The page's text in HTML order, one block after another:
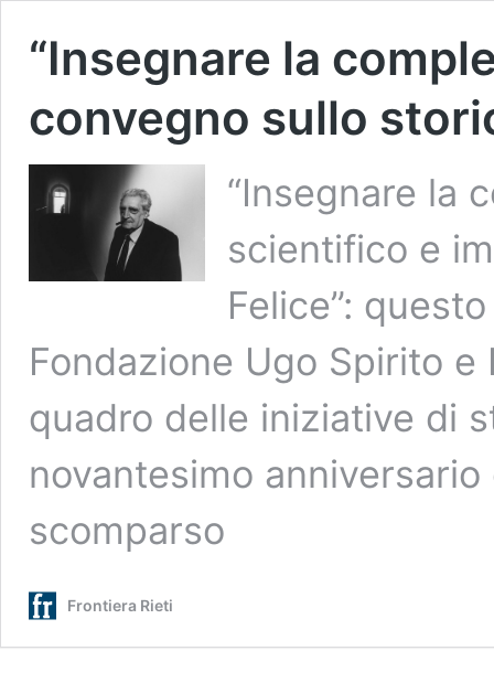
“Insegnare la
convegno sullo
“Insegnare la
scientifico e
Felice”:
Fondazione Ugo Spirito
quadro delle iniziative di
novantesimo
scomparso
Frontiera Rieti